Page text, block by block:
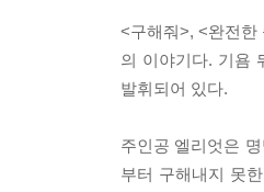
<구해줘>, <완전한
의 이야기다. 기욤
발휘되어 있다.
주인공 엘리엇은
부터 구해내지 못